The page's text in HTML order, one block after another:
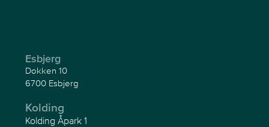
Esbjerg
Dokken 10
6700 Esbjerg
Kolding
Kolding Åpark 1